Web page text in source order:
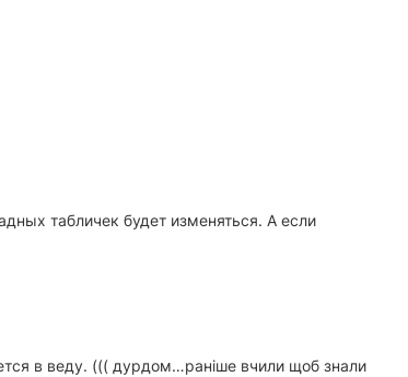
табличек будет изменяться. А если
в веду. ((( дурдом…раніше вчили щоб знали